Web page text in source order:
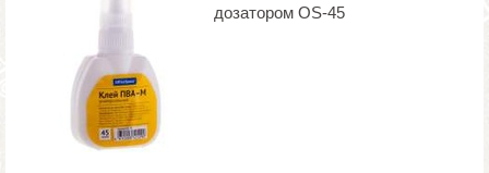
дозатором OS-45